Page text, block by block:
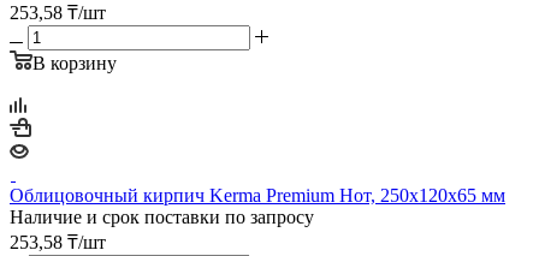
253,58 ₸/шт
В корзину
Облицовочный кирпич Kerma Premium Нот, 250х120х65 мм
Наличие и срок поставки по запросу
253,58 ₸/шт